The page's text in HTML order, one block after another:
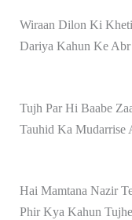
Wiraan Dilon Ki
Dariya Kahun Ke
Tujh Par Hi Baabe
Tauhid Ka Mudarrise
Hai Mamtana Nazir
Phir Kya Kahun